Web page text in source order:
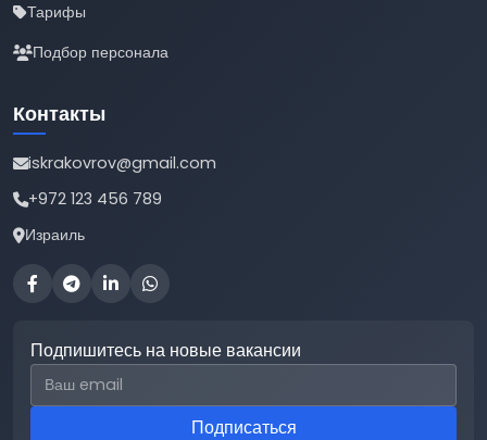
Тарифы
Подбор персонала
Контакты
iskrakovrov@gmail.com
+972 123 456 789
Израиль
Подпишитесь на новые вакансии
Email для подписки
Подписаться